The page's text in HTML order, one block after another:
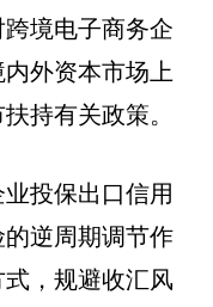
境电子商务企
外资本市场上
持有关政策。
业投保出口信用
逆周期调节作
，规避收汇风